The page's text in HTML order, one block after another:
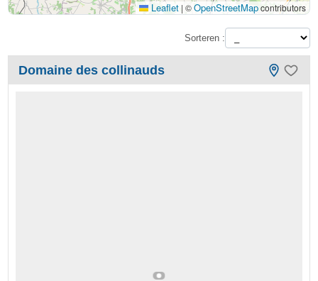
Leaflet | ©OpenStreetMapcontributors
Sorteren :
Domaine des collinauds